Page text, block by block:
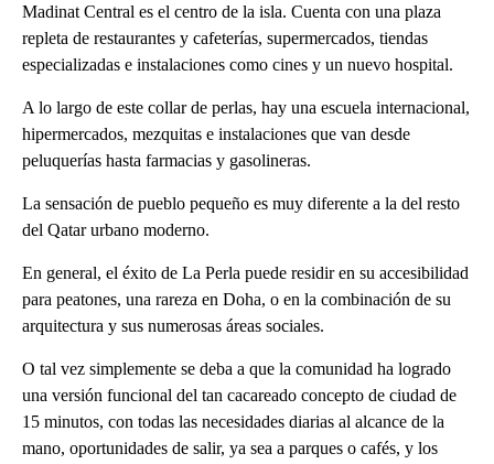
Madinat Central es el centro de la isla. Cuenta con una plaza
repleta de restaurantes y cafeterías, supermercados, tiendas
especializadas e instalaciones como cines y un nuevo hospital.
A lo largo de este collar de perlas, hay una escuela internacional,
hipermercados, mezquitas e instalaciones que van desde
peluquerías hasta farmacias y gasolineras.
La sensación de pueblo pequeño es muy diferente a la del resto
del Qatar urbano moderno.
En general, el éxito de La Perla puede residir en su accesibilidad
para peatones, una rareza en Doha, o en la combinación de su
arquitectura y sus numerosas áreas sociales.
O tal vez simplemente se deba a que la comunidad ha logrado
una versión funcional del tan cacareado concepto de ciudad de
15 minutos, con todas las necesidades diarias al alcance de la
mano, oportunidades de salir, ya sea a parques o cafés, y los